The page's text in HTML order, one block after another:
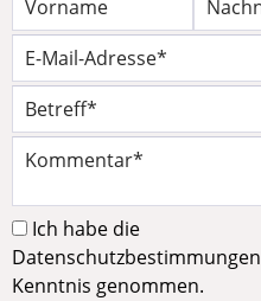
Ich habe die
Datenschutzbestimmungen
Kenntnis genommen.